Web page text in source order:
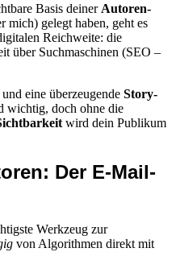
Basis deiner Autoren-
mich) gelegt haben, geht es
Reichweite: die
über Suchmaschinen (SEO –
und eine überzeugende Story-
wichtig, doch ohne die
wird dein Publikum
Der E-Mail-
Werkzeug zur
von Algorithmen direkt mit